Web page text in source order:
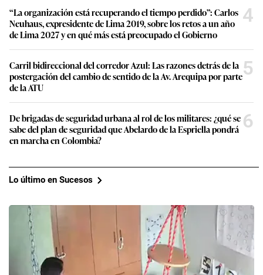
“La organización está recuperando el tiempo perdido”: Carlos
Neuhaus, expresidente de Lima 2019, sobre los retos a un año
de Lima 2027 y en qué más está preocupado el Gobierno
4
Carril bidireccional del corredor Azul: Las razones detrás de la
postergación del cambio de sentido de la Av. Arequipa por parte
de la ATU
5
De brigadas de seguridad urbana al rol de los militares: ¿qué se
sabe del plan de seguridad que Abelardo de la Espriella pondrá
en marcha en Colombia?
6
Lo último en Sucesos